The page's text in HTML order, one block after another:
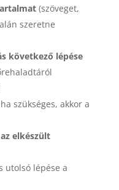
(szöveget,
szeretne
következő lépése
szükséges, akkor a
elkészült
utolsó lépése a